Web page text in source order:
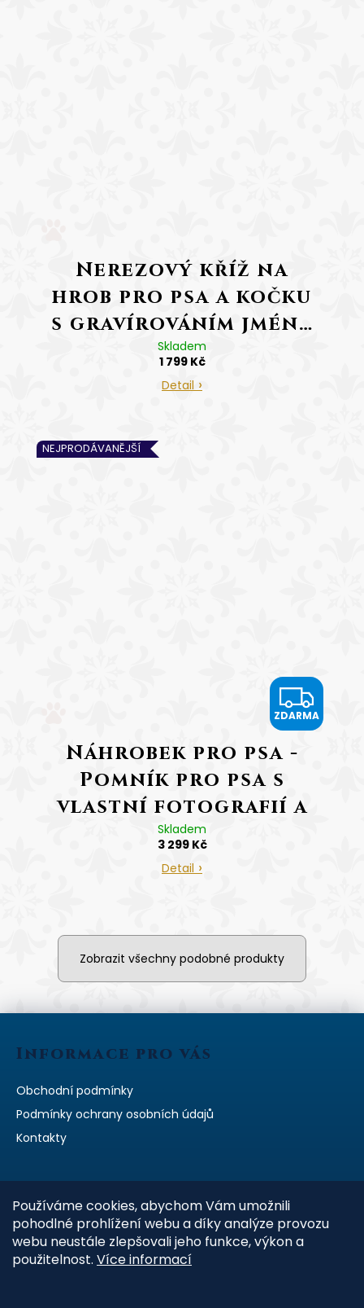
Používáme cookies, abychom Vám umožnili
pohodlné prohlížení webu a díky analýze provozu
webu neustále zlepšovali jeho funkce, výkon a
použitelnost. Více informací
Nerezový kříž na
hrob pro psa a kočku
s gravírováním jména
a datumů
Skladem
1 799 Kč
Detail
NEJPRODÁVANĚJŠÍ
Z
D
ZDARMA
Náhrobek pro psa -
Pomník pro psa s
vlastní fotografií a
zlatým gravírováním
Tlapka
Skladem
3 299 Kč
Detail
Zobrazit všechny podobné produkty
Informace pro vás
Obchodní podmínky
Podmínky ochrany osobních údajů
Kontakty
Kontakt
bata@batroconcrete.cz
+420 602 318 047